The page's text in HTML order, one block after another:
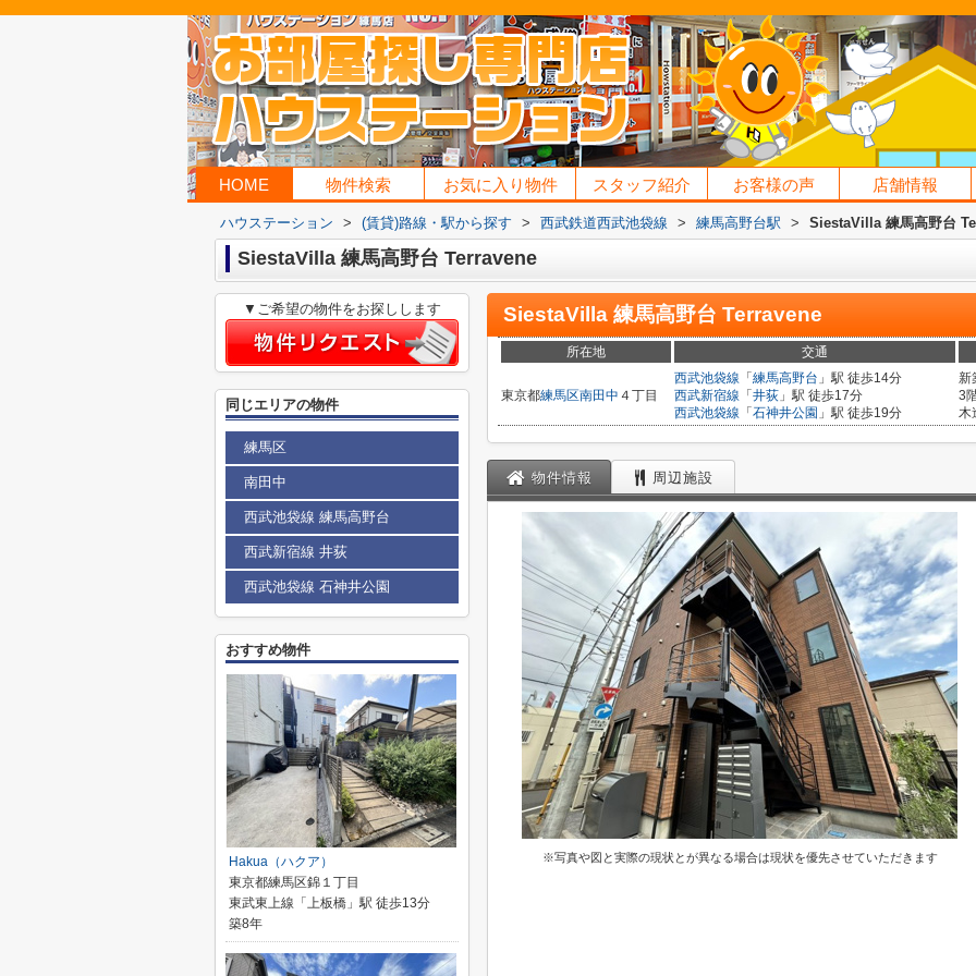
HOME 物件検索 お気に入り物件 スタッフ紹介 お客様の声 店舗情報
ハウステーション > (賃貸)路線・駅から探す > 西武鉄道西武池袋線 > 練馬高野台駅 > SiestaVilla 練馬高野台
SiestaVilla 練馬高野台 Terravene
SiestaVilla 練馬高野台 Terravene
所在地 交通
東京都練馬区南田中 ４丁目
西武池袋線 「 練馬高野台 」駅 徒歩14分
西武新宿線 「 井荻 」駅 徒歩17分
西武池袋線 「 石神井公園 」駅 徒歩19分
新
3
木
物件情報 周辺施設
※写真や図と実際の現状とが異なる場合は現状を優先させていただきます
▼ご希望の物件をお探しします
同じエリアの物件
練馬区
南田中
西武池袋線 練馬高野台
西武新宿線 井荻
西武池袋線 石神井公園
おすすめ物件
Hakua（ハクア）
東京都練馬区錦１丁目
東武東上線「上板橋」駅 徒歩13分
築8年